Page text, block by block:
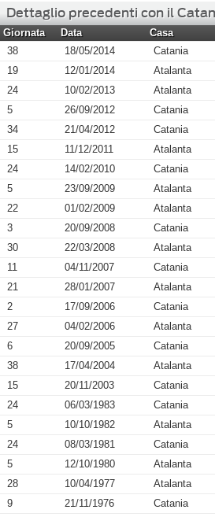
Dettaglio precedenti con il
Giornata Data Casa
38
18/05/2014 Catania
19
12/01/2014 Atalanta
24
10/02/2013 Atalanta
5
26/09/2012 Catania
34
21/04/2012 Catania
15
11/12/2011 Atalanta
24
14/02/2010 Catania
5
23/09/2009 Atalanta
22
01/02/2009 Atalanta
3
20/09/2008 Catania
30
22/03/2008 Atalanta
11
04/11/2007 Catania
21
28/01/2007 Atalanta
2
17/09/2006 Catania
27
04/02/2006 Atalanta
6
20/09/2005 Catania
38
17/04/2004 Atalanta
15
20/11/2003 Catania
24
06/03/1983 Catania
5
10/10/1982 Atalanta
24
08/03/1981 Catania
5
12/10/1980 Atalanta
28
10/04/1977 Atalanta
9
21/11/1976 Catania